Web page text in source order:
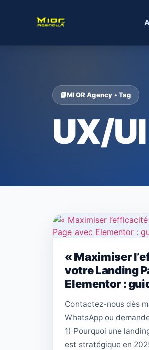
MIOR Agency • Tag
UX/UI
« Maximiser
votre Landing
Elementor :
Contactez-nous dès
WhatsApp ou
1) Pourquoi une
est stratégique en